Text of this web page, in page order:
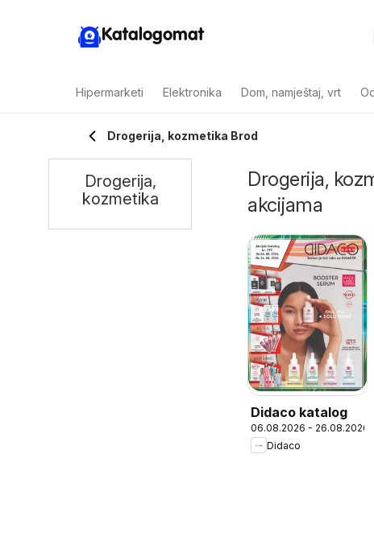
Katalogomat
Hipermarketi Elektronika Dom, namještaj, vrt
Drogerija, kozmetika Brod
Drogerija,
akcijama
Didaco katalog
06.08.2026 - 26.08.2026
Didaco
Drogerija,
kozmetika